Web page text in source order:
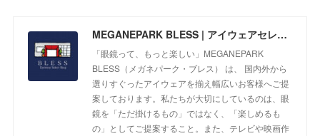
MEGANEPARK BLESS | アイウェアセレクトショップ
「眼鏡って、もっと楽しい」MEGANEPARK
BLESS（メガネパーク・ブレス） は、 国内外から
選りすぐったアイウェアを揃え幅広いお客様へご提
案しております。私たちが大切にしているのは、眼
鏡を「ただ掛けるもの」ではなく、「楽しめるも
の」としてご提案すること。また、テレビや映画作